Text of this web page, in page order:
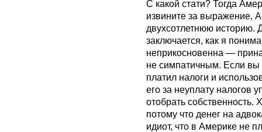
С какой стати? Тогда
извините за выражение,
двухсотлетнюю историю.
заключается, как я
неприкосновенна —
не симпатичным. Если вы
платил налоги и
его за неуплату налогов
отобрать собственность.
потому что денег на
идиот, что в Америке не